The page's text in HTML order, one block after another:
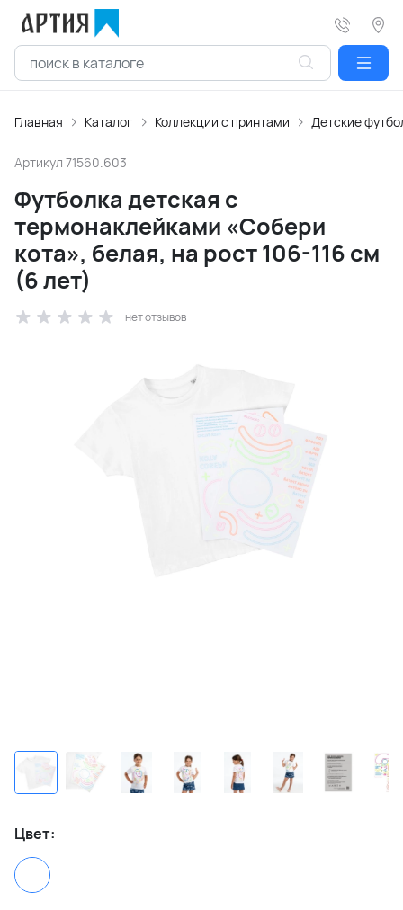
Главная Каталог Коллекции с принтами Детские
Артикул 71560.603
Футболка детская с
термонаклейками «Собери
кота», белая, на рост 106-116 см
(6 лет)
нет отзывов
Цвет: